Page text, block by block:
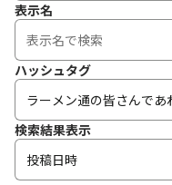
表示名
ハッシュタグ
検索結果表示
投稿日時